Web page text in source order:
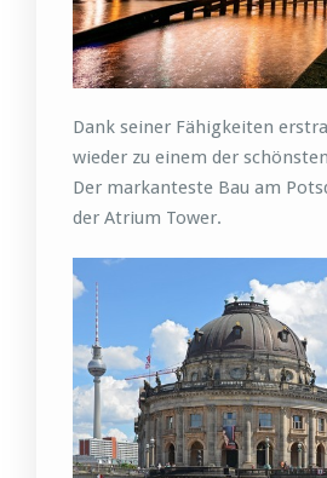
Dank seiner Fähigkeiten
wieder zu einem der
Der markanteste Bau am
der Atrium Tower.